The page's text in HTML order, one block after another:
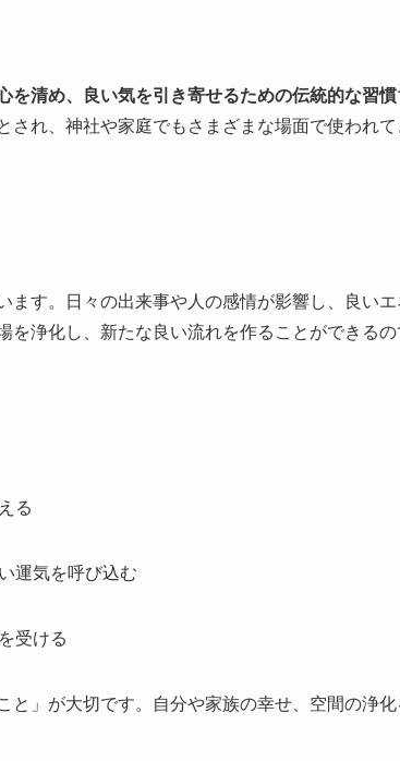
を清め、良い気を引き寄せるための伝統的な習慣
れ、神社や家庭でもさまざまな場面で使われて
す。日々の出来事や人の感情が影響し、良い
浄化し、新たな良い流れを作ることができるの
る
運気を呼び込む
受ける
」が大切です。自分や家族の幸せ、空間の浄